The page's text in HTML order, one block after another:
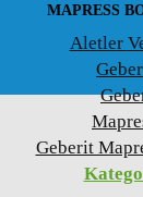
MAPRESS
Aletler
Geberit